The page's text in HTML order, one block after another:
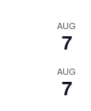
AUG
7
AUG
7